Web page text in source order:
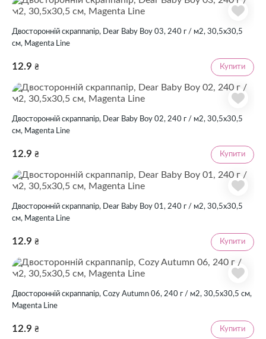
Двосторонній скраппапір, Dear Baby Boy 03, 240 г / м2, 30,5х30,5
см, Magenta Line
12.9 ₴ Купити
Двосторонній скраппапір, Dear Baby Boy 02, 240 г / м2, 30,5х30,5
см, Magenta Line
12.9 ₴ Купити
Двосторонній скраппапір, Dear Baby Boy 01, 240 г / м2, 30,5х30,5
см, Magenta Line
12.9 ₴ Купити
Двосторонній скраппапір, Cozy Autumn 06, 240 г / м2, 30,5х30,5 см,
Magenta Line
12.9 ₴ Купити